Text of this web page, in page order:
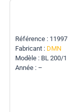
Référence : 11997
Fabricant : DMN
Modèle : BL 200/1
Année : –